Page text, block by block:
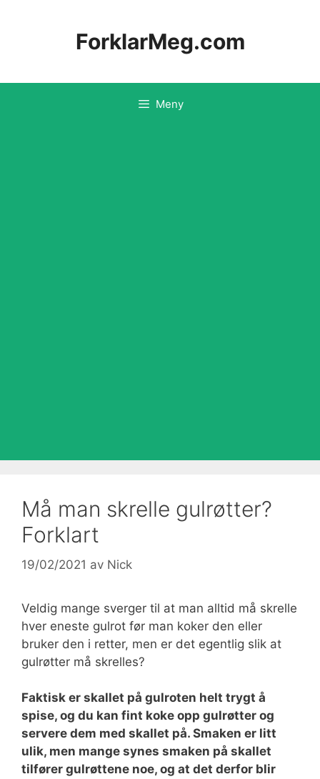
ForklarMeg.com
Meny
Må man skrelle gulrøtter?
Forklart
19/02/2021 av Nick
Veldig mange sverger til at man alltid må skrelle
hver eneste gulrot før man koker den eller
bruker den i retter, men er det egentlig slik at
gulrøtter må skrelles?
Faktisk er skallet på gulroten helt trygt å
spise, og du kan fint koke opp gulrøtter og
servere dem med skallet på. Smaken er litt
ulik, men mange synes smaken på skallet
tilfører gulrøttene noe, og at det derfor blir